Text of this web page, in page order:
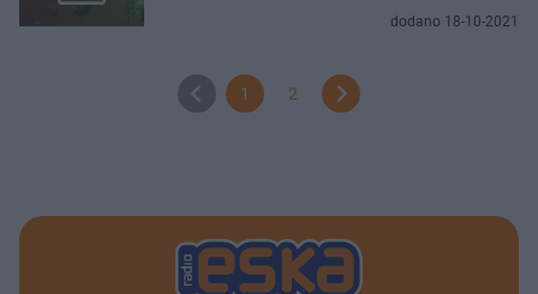
dodano 18-10-2021
1 2